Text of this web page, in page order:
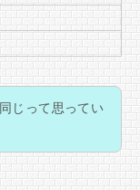
じって思ってい